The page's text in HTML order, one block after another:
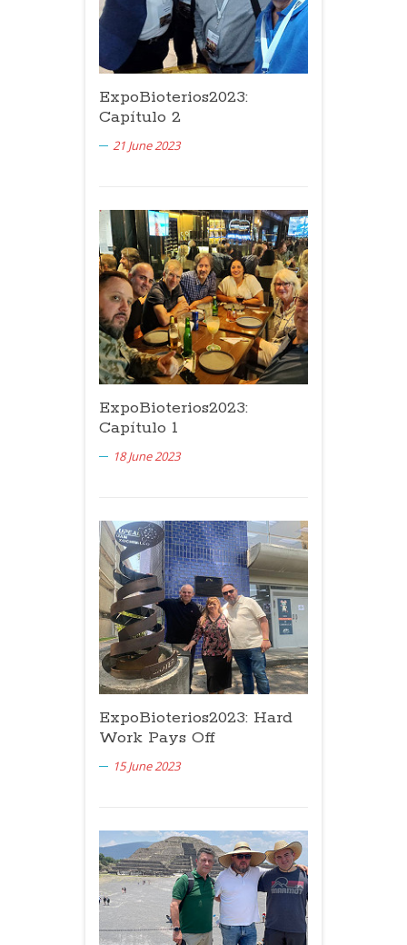
ExpoBioterios2023:
Capítulo 2
21 June 2023
ExpoBioterios2023:
Capítulo 1
18 June 2023
ExpoBioterios2023: Hard
Work Pays Off
15 June 2023